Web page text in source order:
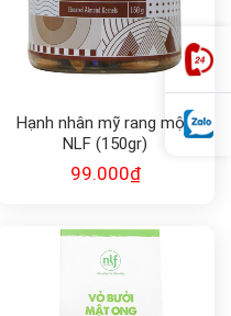
Hạnh nhân mỹ rang mộc
NLF (150gr)
99.000₫